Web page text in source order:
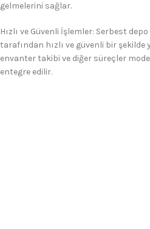
gelmelerini sağlar.
Hızlı ve Güvenli İşlemler: Serbest
tarafından hızlı ve güvenli bir
envanter takibi ve diğer süreçler
entegre edilir.